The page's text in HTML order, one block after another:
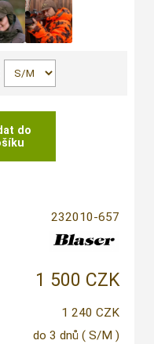
232010-657
1 500 CZK
1 240 CZK
do 3 dnů ( S/M )